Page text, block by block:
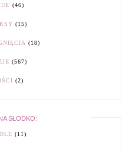
(46)
(15)
(18)
(567)
(2)
SŁODKO:
(11)